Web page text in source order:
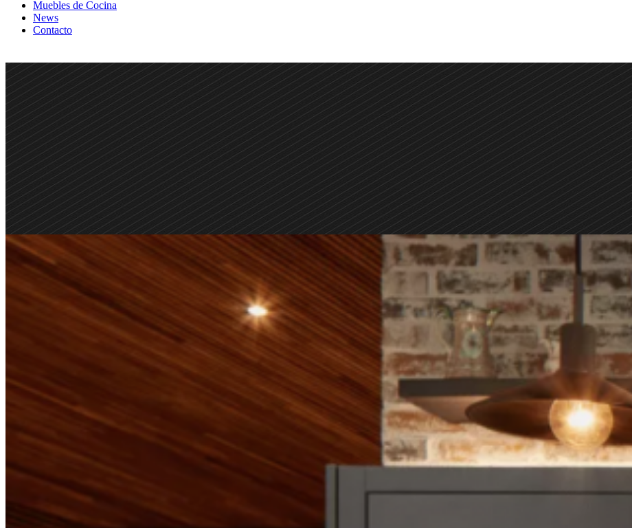
Muebles de Cocina
News
Contacto
Encimera Para Cocina